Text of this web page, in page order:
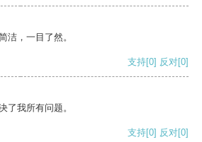
洁，一目了然。
支持[0] 反对[0]
了我所有问题。
支持[0] 反对[0]